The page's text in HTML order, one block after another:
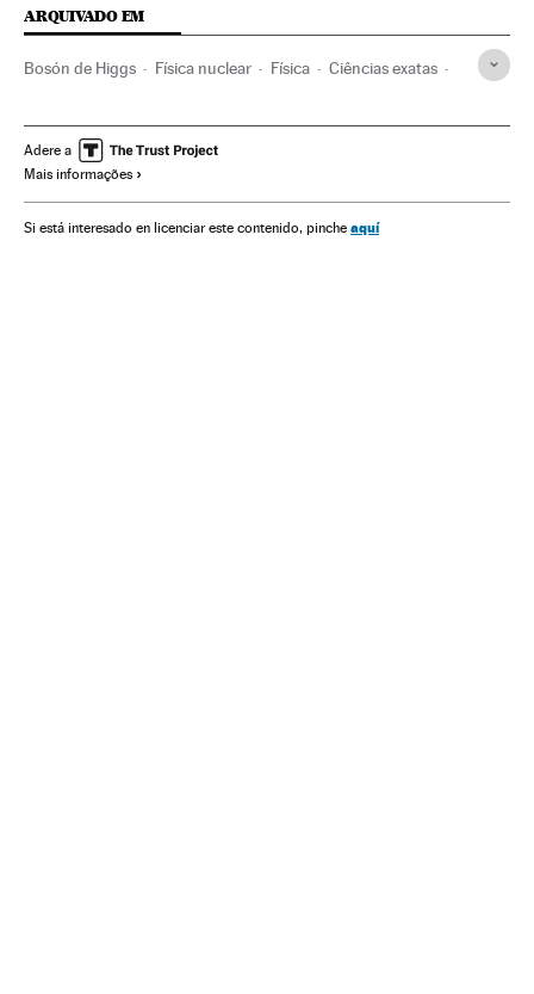
ARQUIVADO EM
Bosón de Higgs Física nuclear Física Ciências exatas
Adere a
Mais informações
Si está interesado en licenciar este contenido, pinche aquí